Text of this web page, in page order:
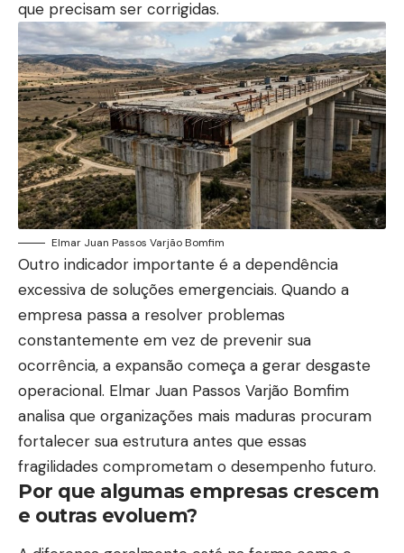
que precisam ser corrigidas.
Elmar Juan Passos Varjão Bomfim
Outro indicador importante é a dependência
excessiva de soluções emergenciais. Quando a
empresa passa a resolver problemas
constantemente em vez de prevenir sua
ocorrência, a expansão começa a gerar desgaste
operacional. Elmar Juan Passos Varjão Bomfim
analisa que organizações mais maduras procuram
fortalecer sua estrutura antes que essas
fragilidades comprometam o desempenho futuro.
Por que algumas empresas crescem
e outras evoluem?